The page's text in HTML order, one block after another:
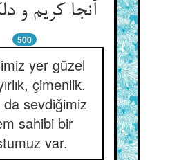
آنجا کریم و
500
yer güzel
çimenlik.
sevdiğimiz
sahibi bir
var.